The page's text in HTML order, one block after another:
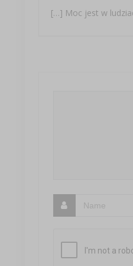
[…] Moc jest w